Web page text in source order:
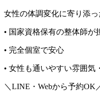
女性の体調変化に寄り添
• 国家資格保有の整体師が
• 完全個室で安心
• 女性も通いやすい雰囲気
＼LINE・Webから予約OK